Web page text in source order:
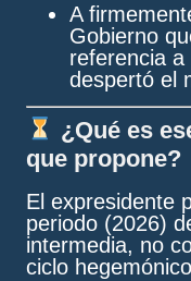
A
Gobierno
referencia
despertó el
¿Qué es
que propone?
El expresidente
periodo (2026)
intermedia, no
ciclo